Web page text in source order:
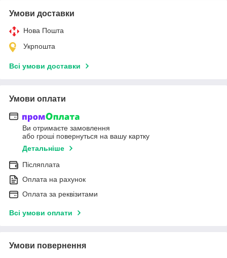
Умови доставки
Нова Пошта
Укрпошта
Всі умови доставки
Умови оплати
Ви отримаєте замовлення
або гроші повернуться на вашу картку
Детальніше
Післяплата
Оплата на рахунок
Оплата за реквізитами
Всі умови оплати
Умови повернення